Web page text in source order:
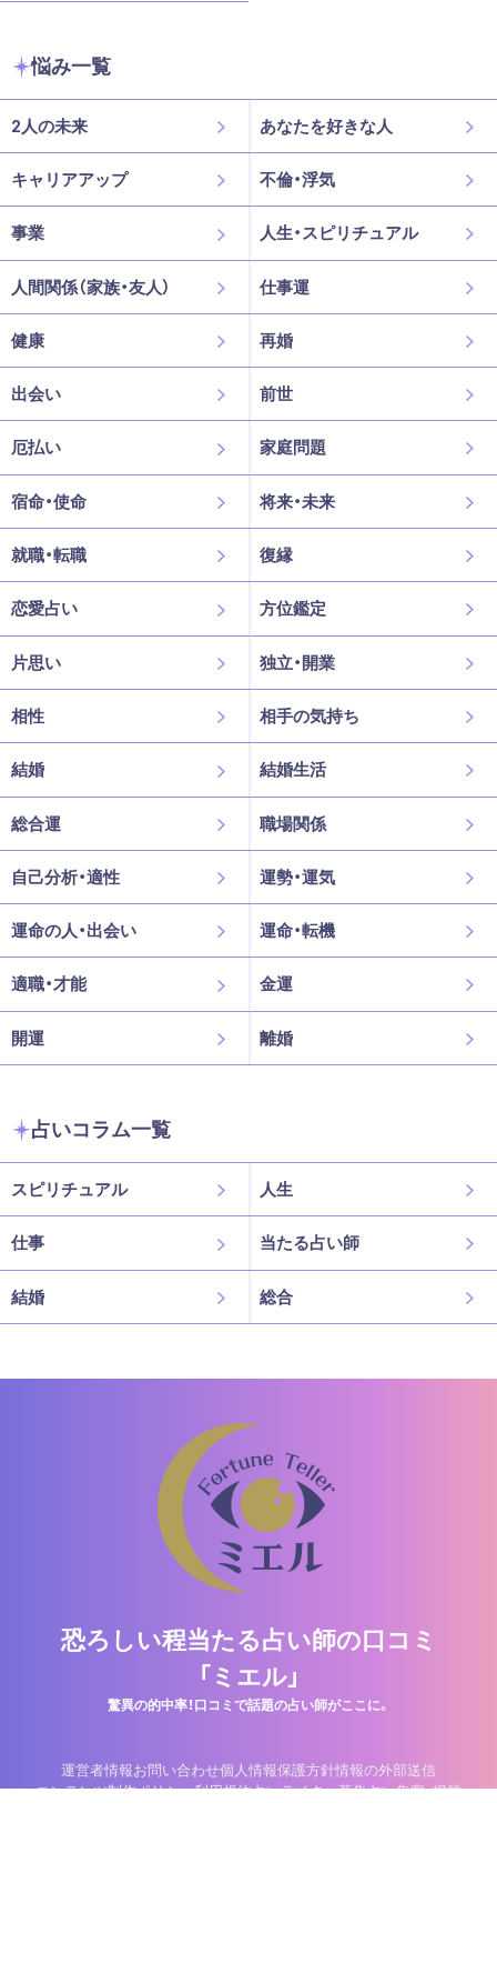
悩み一覧
2人の未来 あなたを好きな人
キャリアアップ 不倫・浮気
事業 人生・スピリチュアル
人間関係（家族・友人） 仕事運
健康 再婚
出会い 前世
厄払い 家庭問題
宿命・使命 将来・未来
就職・転職 復縁
恋愛占い 方位鑑定
片思い 独立・開業
相性 相手の気持ち
結婚 結婚生活
総合運 職場関係
自己分析・適性 運勢・運気
運命の人・出会い 運命・転機
適職・才能 金運
開運 離婚
占いコラム一覧
スピリチュアル 人生
仕事 当たる占い師
結婚 総合
恐ろしい程当たる占い師の口コミ
「ミエル」
驚異の的中率！口コミで話題の占い師がここに。
運営者情報お問い合わせ個人情報保護方針情報の外部送信
コンテンツ制作ポリシー利用規約占いライター募集占い集客・掲載